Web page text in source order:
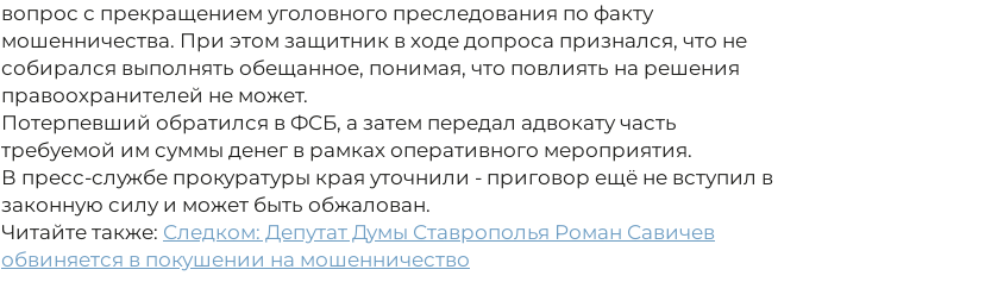
вопрос с прекращением уголовного преследования по факту
мошенничества. При этом защитник в ходе допроса признался, что не
собирался выполнять обещанное, понимая, что повлиять на решения
правоохранителей не может.
Потерпевший обратился в ФСБ, а затем передал адвокату часть
требуемой им суммы денег в рамках оперативного мероприятия.
В пресс-службе прокуратуры края уточнили - приговор ещё не вступил в
законную силу и может быть обжалован.
Читайте также: Следком: Депутат Думы Ставрополья Роман Савичев
обвиняется в покушении на мошенничество